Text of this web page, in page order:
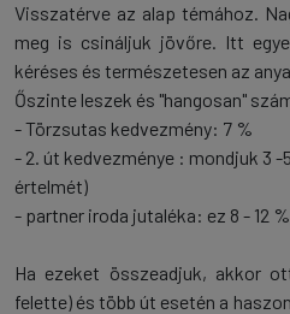
Visszatérve az alap témához.
meg is csináljuk jövőre. Itt
kéréses és természetesen az
Őszinte leszek és "hangosan"
- Törzsutas kedvezmény: 7 %
- 2. út kedvezménye : mondjuk 3
értelmét)
- partner iroda jutaléka: ez 8 - 12
Ha ezeket összeadjuk, akkor
felette) és több út esetén a